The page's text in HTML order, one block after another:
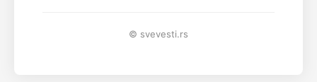
© svevesti.rs